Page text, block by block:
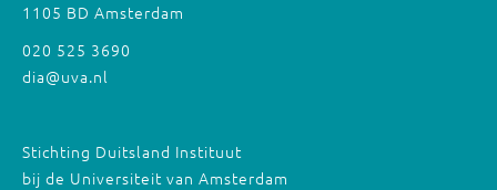
1105 BD Amsterdam
020 525 3690
dia@uva.nl
Stichting Duitsland Instituut
bij de Universiteit van Amsterdam